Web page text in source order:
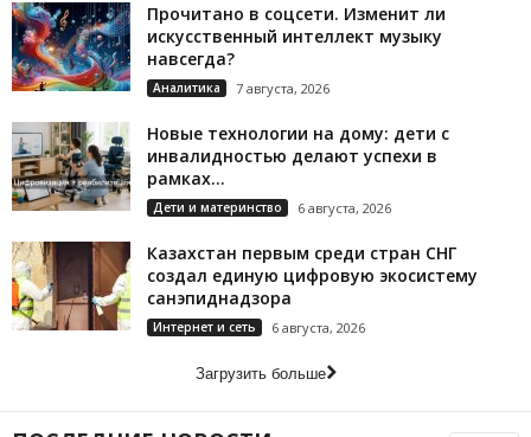
Прочитано в соцсети. Изменит ли
искусственный интеллект музыку
навсегда?
Аналитика 7 августа, 2026
Новые технологии на дому: дети с
инвалидностью делают успехи в
рамках...
Дети и материнство 6 августа, 2026
Казахстан первым среди стран СНГ
создал единую цифровую экосистему
санэпиднадзора
Интернет и сеть 6 августа, 2026
Загрузить больше